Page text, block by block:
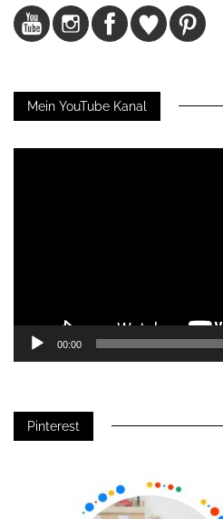
Mein YouTube Kanal
00:00
Pinterest